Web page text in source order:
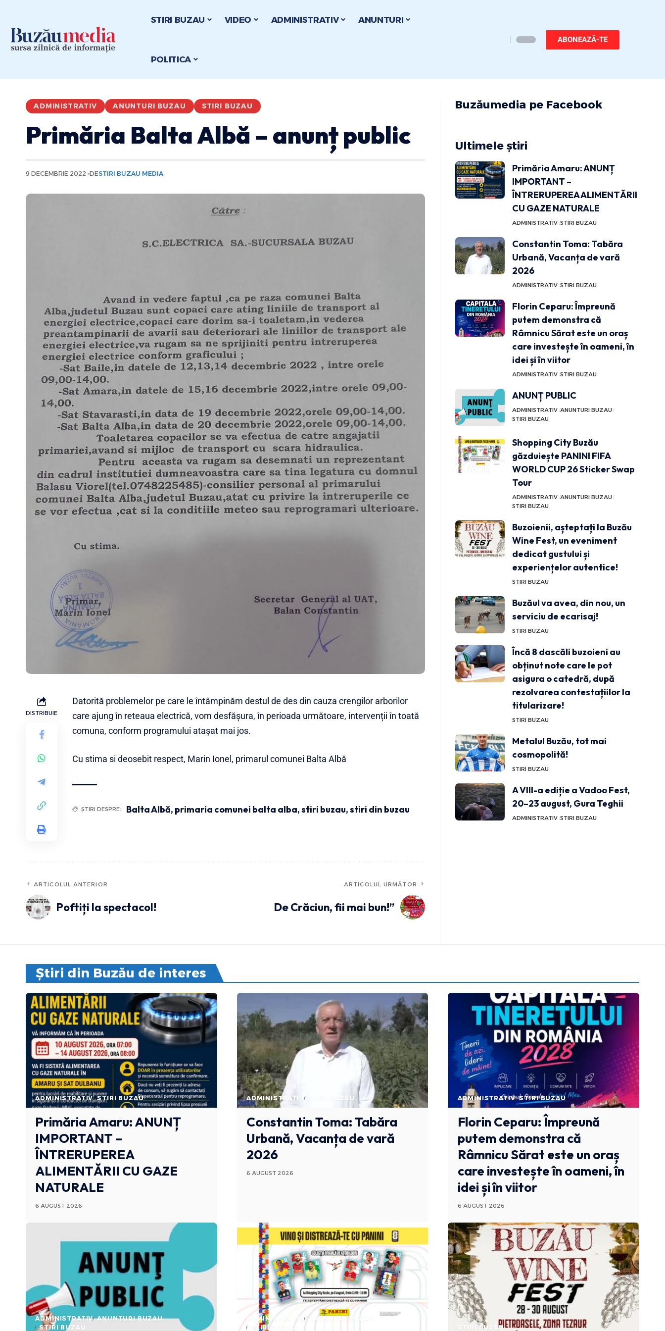
STIRI BUZAU VIDEO ADMINISTRATIV ANUNTURI
POLITICA
ABONEAZĂ-TE
ADMINISTRATIV ANUNTURI BUZAU STIRI BUZAU
Primăria Balta Albă – anunț public
9 DECEMBRIE 2022 DESTIRI BUZAU MEDIA
DISTRIBUIE
Datorită problemelor pe care le întâmpinăm destul de des din cauza crengilor arborilor
care ajung în reteaua electrică, vom desfășura, în perioada următoare, intervenții în toată
comuna, conform programului atașat mai jos.
Cu stima si deosebit respect, Marin Ionel, primarul comunei Balta Albă
ȘTIRI DESPRE: Balta Albă, primaria comunei balta alba,stiri buzau,stiri din buzau
ARTICOLUL ANTERIOR
Poftiți la spectacol!
ARTICOLUL URMĂTOR
De Crăciun, fii mai bun!”
Buzăumedia pe Facebook
Ultimele știri
Primăria Amaru: ANUNȚ
IMPORTANT –
ÎNTRERUPEREA ALIMENTĂRII
CU GAZE NATURALE
ADMINISTRATIV STIRI BUZAU
Constantin Toma: Tabăra
Urbană, Vacanța de vară
2026
ADMINISTRATIV STIRI BUZAU
Florin Ceparu: Împreună
putem demonstra că
Râmnicu Sărat este un oraș
care investește în oameni, în
idei și în viitor
ADMINISTRATIV STIRI BUZAU
ANUNȚ PUBLIC
ADMINISTRATIV ANUNTURI BUZAU
STIRI BUZAU
Shopping City Buzău
găzduiește PANINI FIFA
WORLD CUP 26 Sticker Swap
Tour
ADMINISTRATIV ANUNTURI BUZAU
STIRI BUZAU
Buzoienii, așteptați la Buzău
Wine Fest, un eveniment
dedicat gustului și
experiențelor autentice!
STIRI BUZAU
Buzăul va avea, din nou, un
serviciu de ecarisaj!
STIRI BUZAU
Încă 8 dascăli buzoieni au
obținut note care le pot
asigura o catedră, după
rezolvarea contestațiilor la
titularizare!
STIRI BUZAU
Metalul Buzău, tot mai
cosmopolită!
STIRI BUZAU
A VIII-a ediție a Vadoo Fest,
20–23 august, Gura Teghii
ADMINISTRATIV STIRI BUZAU
Știri din Buzău de interes
ADMINISTRATIV STIRI BUZAU
Primăria Amaru: ANUNȚ
IMPORTANT –
ÎNTRERUPEREA
ALIMENTĂRII CU GAZE
NATURALE
6 AUGUST 2026
ADMINISTRATIV STIRI BUZAU
Constantin Toma: Tabăra
Urbană, Vacanța de vară
2026
6 AUGUST 2026
ADMINISTRATIV STIRI BUZAU
Florin Ceparu: Împreună
putem demonstra că
Râmnicu Sărat este un oraș
care investește în oameni, în
idei și în viitor
6 AUGUST 2026
ADMINISTRATIV ANUNTURI BUZAU
STIRI BUZAU
ADMINISTRATIV ANUNTURI BUZAU
STIRI BUZAU
STIRI BUZAU